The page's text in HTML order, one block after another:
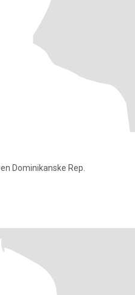
Dominikanske Rep.